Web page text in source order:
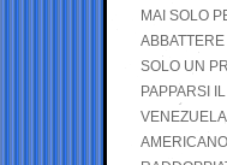
MAI SOLO
SOLO UN
PAPPARSI